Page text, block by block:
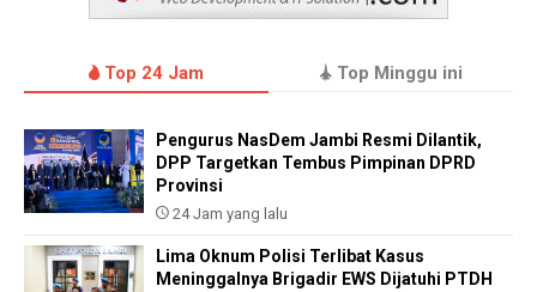
Top 24 Jam Top Minggu ini
Pengurus NasDem Jambi Resmi Dilantik,
DPP Targetkan Tembus Pimpinan DPRD
Provinsi
24 Jam yang lalu
Lima Oknum Polisi Terlibat Kasus
Meninggalnya Brigadir EWS Dijatuhi PTDH